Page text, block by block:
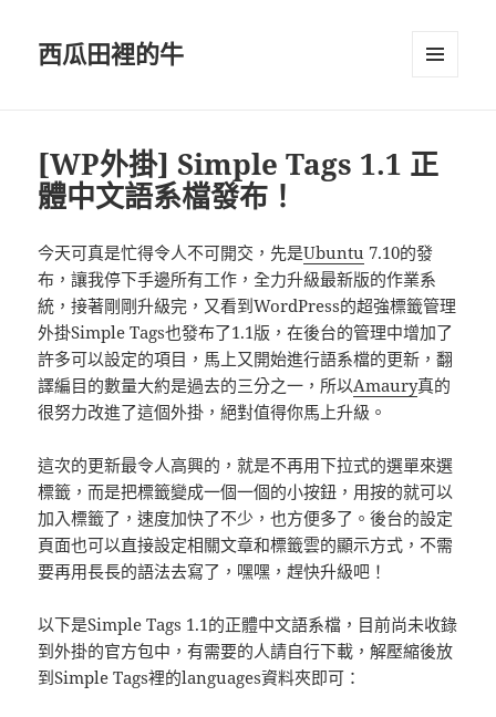
西瓜田裡的牛
[WP外掛] Simple Tags 1.1 正
體中文語系檔發布！
今天可真是忙得令人不可開交，先是Ubuntu 7.10的發
布，讓我停下手邊所有工作，全力升級最新版的作業系
統，接著剛剛升級完，又看到WordPress的超強標籤管理
外掛Simple Tags也發布了1.1版，在後台的管理中增加了
許多可以設定的項目，馬上又開始進行語系檔的更新，翻
譯編目的數量大約是過去的三分之一，所以Amaury真的
很努力改進了這個外掛，絕對值得你馬上升級。
這次的更新最令人高興的，就是不再用下拉式的選單來選
標籤，而是把標籤變成一個一個的小按鈕，用按的就可以
加入標籤了，速度加快了不少，也方便多了。後台的設定
頁面也可以直接設定相關文章和標籤雲的顯示方式，不需
要再用長長的語法去寫了，嘿嘿，趕快升級吧！
以下是Simple Tags 1.1的正體中文語系檔，目前尚未收錄
到外掛的官方包中，有需要的人請自行下載，解壓縮後放
到Simple Tags裡的languages資料夾即可：